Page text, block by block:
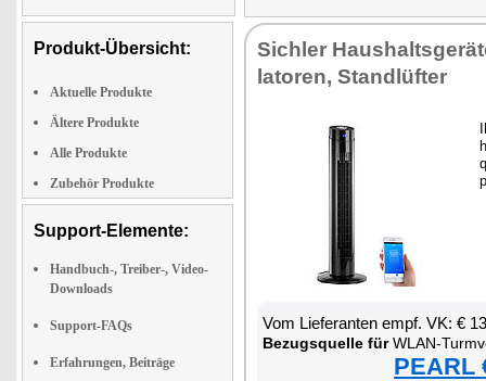
Produkt-Übersicht:
Aktuelle Produkte
Ältere Produkte
Alle Produkte
Zubehör Produkte
Support-Elemente:
Handbuch-, Treiber-, Video-
Downloads
Support-FAQs
Erfahrungen, Beiträge
Sich­ler
la­to­ren, Stand­lüf­ter
Vom Lie­fe­ran­ten empf. VK: €
Be­zugs­quel­le fürWLAN-
PEARL